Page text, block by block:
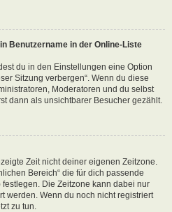
Benutzername in der Online-Liste
du in den Einstellungen eine Option
Sitzung verbergen“. Wenn du diese
Moderatoren und du selbst
dann als unsichtbarer Besucher gezählt.
Zeit nicht deiner eigenen Zeitzone.
Bereich“ die für dich passende
Die Zeitzone kann dabei nur
werden. Wenn du noch nicht registriert
zu tun.